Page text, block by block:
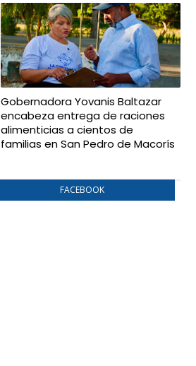
Gobernadora Yovanis Baltazar
encabeza entrega de raciones
alimenticias a cientos de
familias en San Pedro de Macorís
FACEBOOK